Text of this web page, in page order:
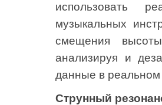
использовать
музыкальных
смещения
анализируя и
данные в
Струнный